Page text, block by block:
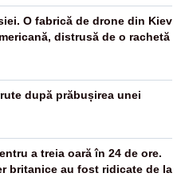
O fabrică de drone din Kiev
distrusă de o rachetă
după prăbușirea unei
a treia oară în 24 de ore.
britanice au fost ridicate de la